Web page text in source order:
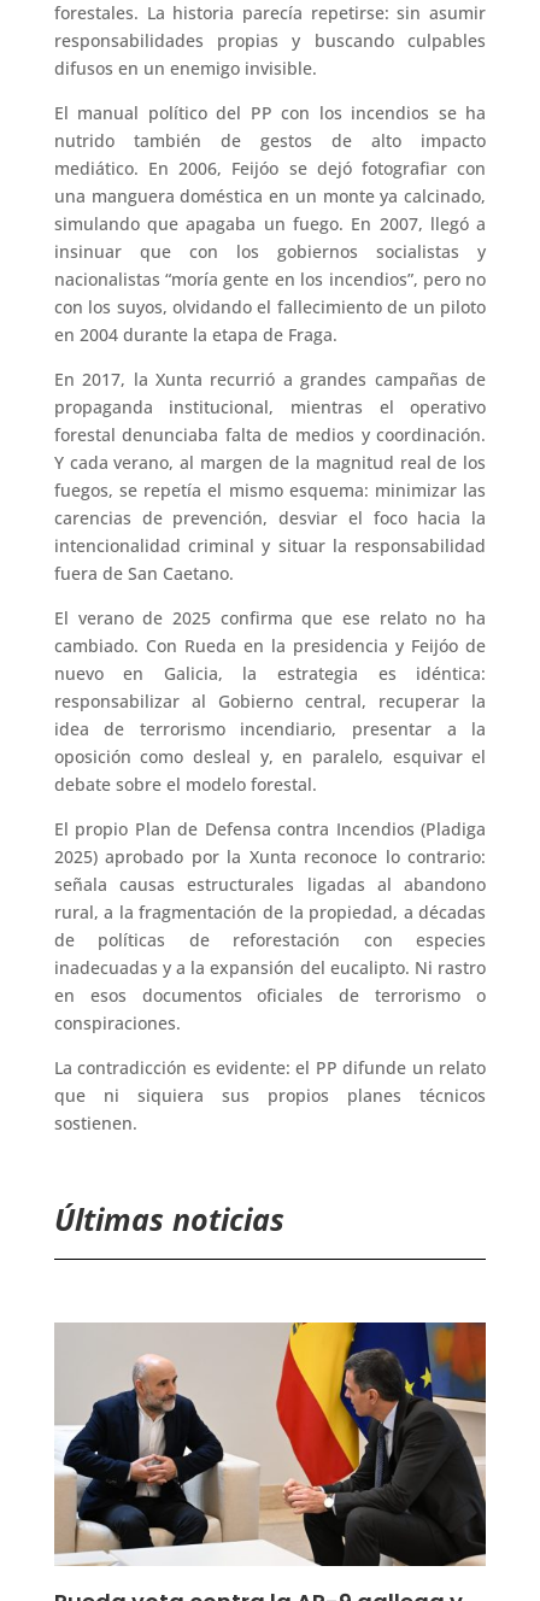
forestales. La historia parecía repetirse: sin asumir
responsabilidades propias y buscando culpables
difusos en un enemigo invisible.
El manual político del PP con los incendios se ha
nutrido también de gestos de alto impacto
mediático. En 2006, Feijóo se dejó fotografiar con
una manguera doméstica en un monte ya calcinado,
simulando que apagaba un fuego. En 2007, llegó a
insinuar que con los gobiernos socialistas y
nacionalistas “moría gente en los incendios”, pero no
con los suyos, olvidando el fallecimiento de un piloto
en 2004 durante la etapa de Fraga.
En 2017, la Xunta recurrió a grandes campañas de
propaganda institucional, mientras el operativo
forestal denunciaba falta de medios y coordinación.
Y cada verano, al margen de la magnitud real de los
fuegos, se repetía el mismo esquema: minimizar las
carencias de prevención, desviar el foco hacia la
intencionalidad criminal y situar la responsabilidad
fuera de San Caetano.
El verano de 2025 confirma que ese relato no ha
cambiado. Con Rueda en la presidencia y Feijóo de
nuevo en Galicia, la estrategia es idéntica:
responsabilizar al Gobierno central, recuperar la
idea de terrorismo incendiario, presentar a la
oposición como desleal y, en paralelo, esquivar el
debate sobre el modelo forestal.
El propio Plan de Defensa contra Incendios (Pladiga
2025) aprobado por la Xunta reconoce lo contrario:
señala causas estructurales ligadas al abandono
rural, a la fragmentación de la propiedad, a décadas
de políticas de reforestación con especies
inadecuadas y a la expansión del eucalipto. Ni rastro
en esos documentos oficiales de terrorismo o
conspiraciones.
La contradicción es evidente: el PP difunde un relato
que ni siquiera sus propios planes técnicos
sostienen.
Últimas noticias